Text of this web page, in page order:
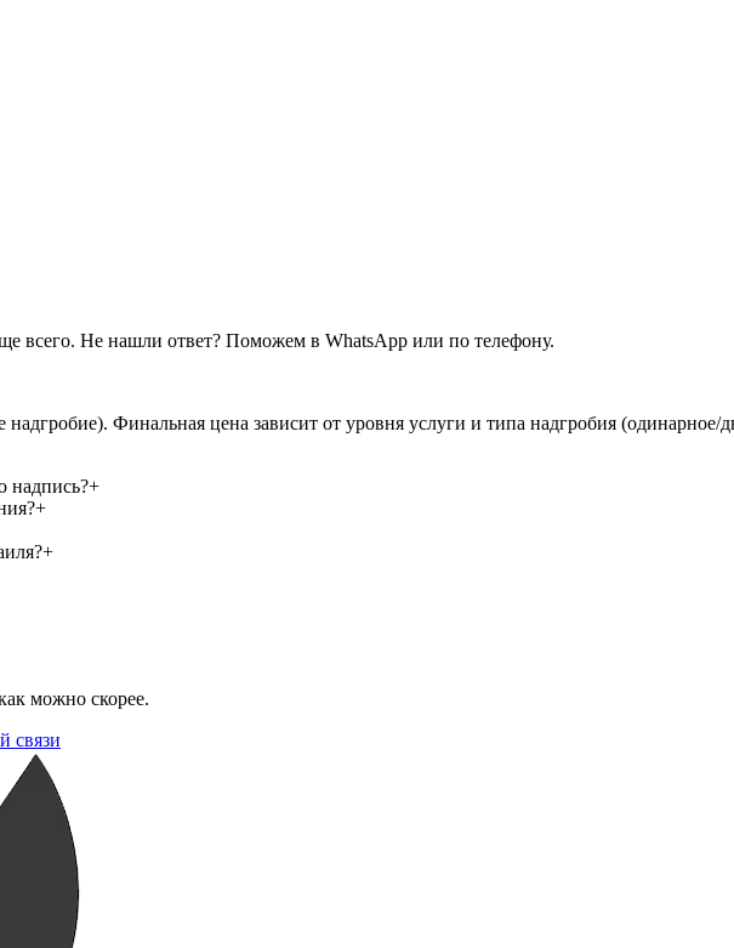
всего. Не нашли ответ? Поможем в WhatsApp или по телефону.
Финальная цена зависит от уровня услуги и типа надгробия (одинарное/
надпись?+
+
+
можно скорее.
связи